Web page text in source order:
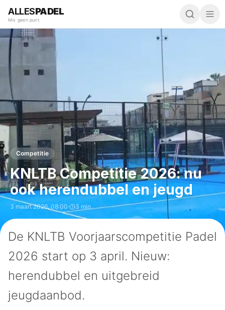
ALLESPADEL
Mis geen punt.
Competitie
KNLTB Competitie 2026: nu
ook herendubbel en jeugd
3 maart 2026,08:00· 3 min
De KNLTB Voorjaarscompetitie Padel
2026 start op 3 april. Nieuw:
herendubbel en uitgebreid
jeugdaanbod.